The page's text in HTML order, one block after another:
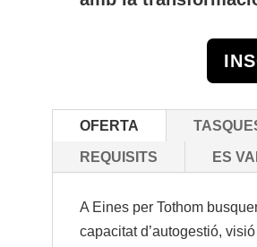
OFERTA
REQUISITS ES
A Eines per Tothom
capacitat d’autogestió,